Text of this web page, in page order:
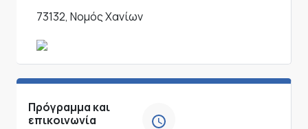
73132, Νομός Χανίων
Πρόγραμμα και
επικοινωνία